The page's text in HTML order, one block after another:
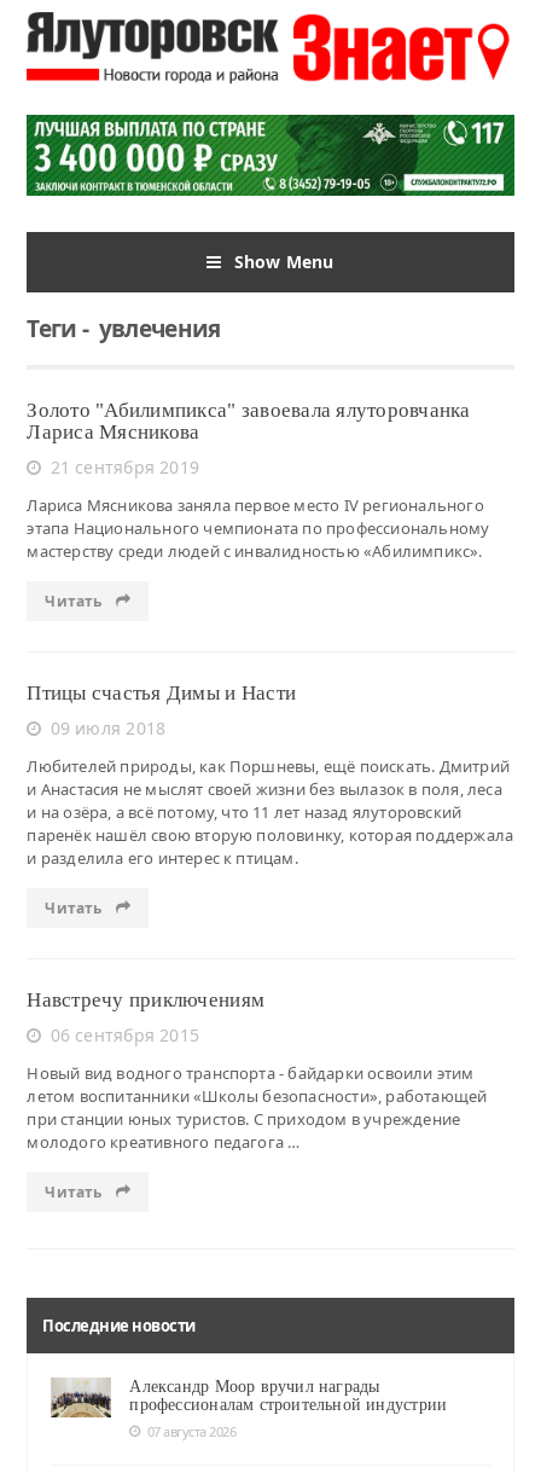
Show Menu
Теги-увлечения
Золото "Абилимпикса" завоевала ялуторовчанка
Лариса Мясникова
21 сентября 2019
Лариса Мясникова заняла первое место IV регионального
этапа Национального чемпионата по профессиональному
мастерству среди людей с инвалидностью «Абилимпикс».
Читать
Птицы счастья Димы и Насти
09 июля 2018
Любителей природы, как Поршневы, ещё поискать. Дмитрий
и Анастасия не мыслят своей жизни без вылазок в поля, леса
и на озёра, а всё потому, что 11 лет назад ялуторовский
паренёк нашёл свою вторую половинку, которая поддержала
и разделила его интерес к птицам.
Читать
Навстречу приключениям
06 сентября 2015
Новый вид водного транспорта - байдарки освоили этим
летом воспитанники «Школы безопасности», работающей
при станции юных туристов. С приходом в учреждение
молодого креативного педагога …
Читать
Последние новости
Александр Моор вручил награды
профессионалам строительной индустрии
07 августа 2026